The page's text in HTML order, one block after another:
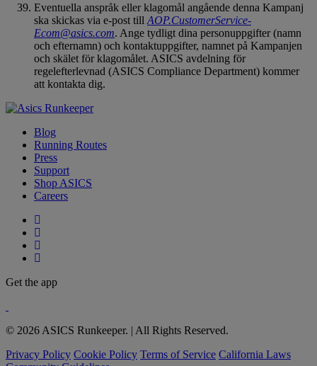
Eventuella anspråk eller klagomål angående denna Kampanj
ska skickas via e-post till AOP.CustomerService-
Ecom@asics.com. Ange tydligt dina personuppgifter (namn
och efternamn) och kontaktuppgifter, namnet på Kampanjen
och skälet för klagomålet. ASICS avdelning för
regelefterlevnad (ASICS Compliance Department) kommer
att kontakta dig.
Blog
Running Routes
Press
Support
Shop ASICS
Careers
Get the app
© 2026 ASICS Runkeeper. | All Rights Reserved.
Privacy Policy Cookie Policy Terms of Service California Laws